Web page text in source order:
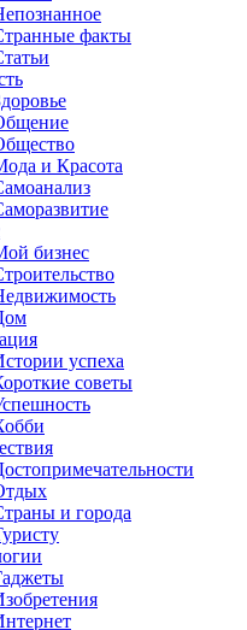
факты
и Красота
бизнес
успеха
советы
и города